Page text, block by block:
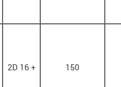
2D 16 + 150